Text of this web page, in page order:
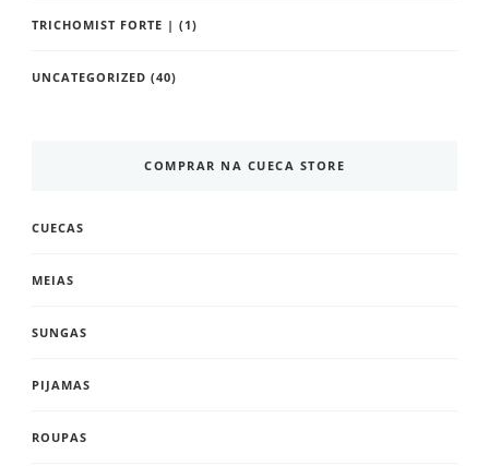
TRICHOMIST FORTE | (1)
UNCATEGORIZED (40)
COMPRAR NA CUECA STORE
CUECAS
MEIAS
SUNGAS
PIJAMAS
ROUPAS